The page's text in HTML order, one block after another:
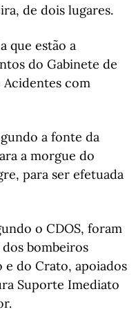
de dois lugares.
que estão a
do Gabinete de
Acidentes com
a fonte da
a morgue do
para ser efetuada
o CDOS, foram
bombeiros
do Crato, apoiados
Suporte Imediato